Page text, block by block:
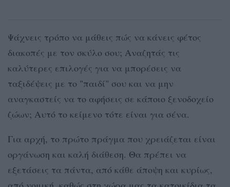
Ψάχνεις τρόπο να μάθεις πώς να κάνεις φέτος
διακοπές με τον σκύλο σου; Αναζητάς τις
καλύτερες επιλογές για να μπορέσεις να
ταξιδέψεις με το "παιδί" σου και να μην
αναγκαστείς να το αφήσεις σε κάποιο ξενοδοχείο
ζώων; Αυτό το κείμενο τότε είναι για σένα.
Για αρχή, το πρώτο πράγμα που χρειάζεται είναι
οργάνωση και καλή διάθεση. Θα πρέπει να
εξετάσεις τα πάντα, από κάθε άποψη και κυρίως,